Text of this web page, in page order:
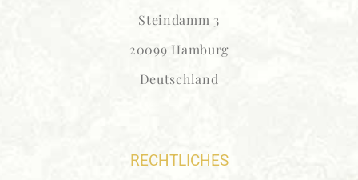
Steindamm 3
20099 Hamburg
Deutschland
RECHTLICHES